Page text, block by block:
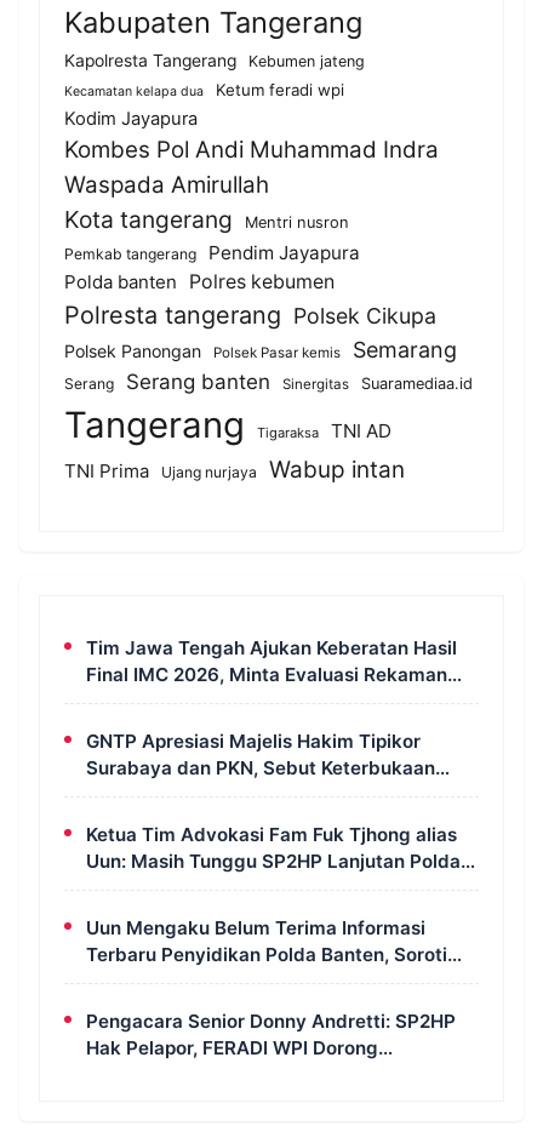
Kabupaten Tangerang
Kapolresta Tangerang Kebumen jateng
Kecamatan kelapa dua Ketum feradi wpi
Kodim Jayapura
Kombes Pol Andi Muhammad Indra
Waspada Amirullah
Kota tangerang
Mentri nusron
Pemkab tangerang
Pendim Jayapura
Polda banten
Polres kebumen
Polresta tangerang Polsek Cikupa
Polsek Panongan Polsek Pasar kemis Semarang
Serang Serang banten Sinergitas Suaramediaa.id
Tangerang Tigaraksa
TNI AD
TNI Prima
Ujang nurjaya Wabup intan
Tim Jawa Tengah Ajukan Keberatan Hasil
Final IMC 2026, Minta Evaluasi Rekaman
dan Scorecard Juri
GNTP Apresiasi Majelis Hakim Tipikor
Surabaya dan PKN, Sebut Keterbukaan
Informasi Jadi Instrumen Pengawasan
Ketua Tim Advokasi Fam Fuk Tjhong alias
Uun: Masih Tunggu SP2HP Lanjutan Polda
Banten
Uun Mengaku Belum Terima Informasi
Terbaru Penyidikan Polda Banten, Soroti
Transparansi Perkara
Pengacara Senior Donny Andretti: SP2HP
Hak Pelapor, FERADI WPI Dorong